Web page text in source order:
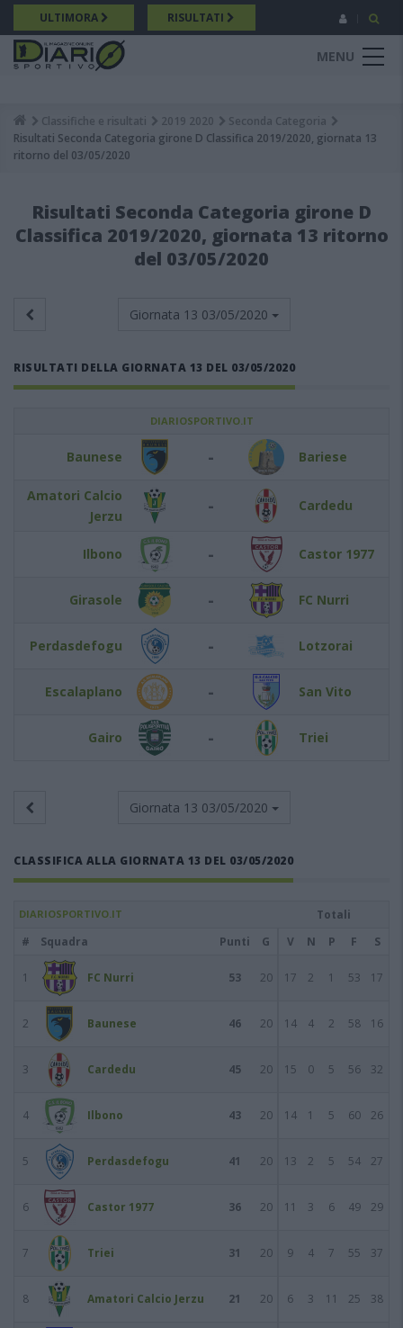
Salta
al
contenuto
principale
ULTIMORA RISULTATI
MENU
Breadcrumb
Classifiche e risultati 2019 2020
Seconda Categoria
Risultati Seconda Categoria girone D Classifica 2019/2020, giornata 13
ritorno del 03/05/2020
Risultati Seconda Categoria girone D
Classifica 2019/2020, giornata 13 ritorno
del 03/05/2020
Giornata 13 03/05/2020
RISULTATI DELLA GIORNATA 13 DEL 03/05/2020
DIARIOSPORTIVO.IT
Baunese - Bariese
Amatori Calcio
Jerzu
- Cardedu
Ilbono - Castor 1977
Girasole - FC Nurri
Perdasdefogu - Lotzorai
Escalaplano - San Vito
Gairo - Triei
Giornata 13 03/05/2020
CLASSIFICA ALLA GIORNATA 13 DEL 03/05/2020
DIARIOSPORTIVO.IT
Totali
#
Squadra Punti G V N P F S
1 FC Nurri 53 20 17 2 1 53 17
2 Baunese 46 20 14 4 2 58 16
3 Cardedu 45 20 15 0 5 56 32
4 Ilbono 43 20 14 1 5 60 26
5 Perdasdefogu 41 20 13 2 5 54 27
6 Castor 1977 36 20 11 3 6 49 29
7 Triei 31 20 9 4 7 55 37
8 Amatori Calcio Jerzu 21 20 6 3 11 25 38